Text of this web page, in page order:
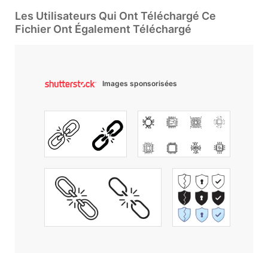
Les Utilisateurs Qui Ont Téléchargé Ce
Fichier Ont Également Téléchargé
Images sponsorisées